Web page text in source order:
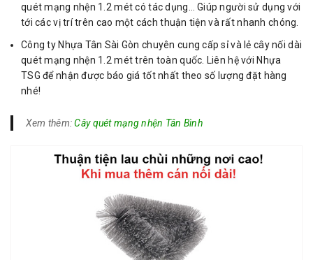
quét mạng nhện 1.2 mét có tác dụng… Giúp người sử dụng với
tới các vị trí trên cao một cách thuận tiện và rất nhanh chóng.
Công ty Nhựa Tân Sài Gòn chuyên cung cấp sỉ và lẻ cây nối dài
quét mạng nhện 1.2 mét trên toàn quốc. Liên hệ với Nhựa
TSG để nhận được báo giá tốt nhất theo số lượng đặt hàng
nhé!
Xem thêm:Cây quét mạng nhện Tân Bình